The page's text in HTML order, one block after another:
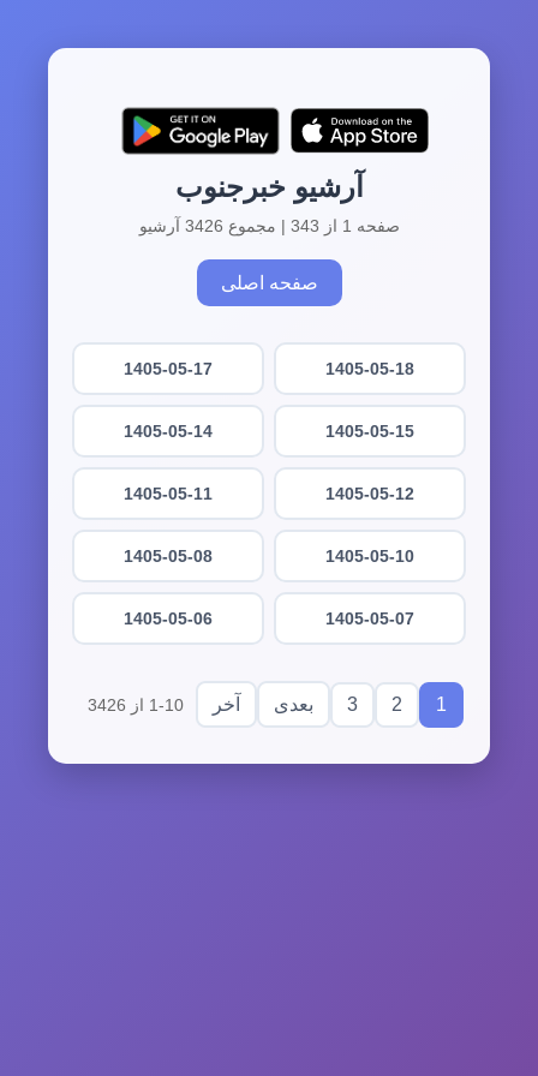
آرشیو خبرجنوب
صفحه 1 از 343 | مجموع 3426 آرشیو
صفحه اصلی
1405-05-18
1405-05-17
1405-05-15
1405-05-14
1405-05-12
1405-05-11
1405-05-10
1405-05-08
1405-05-07
1405-05-06
1
2
3 بعدی آخر 1-10 از 3426